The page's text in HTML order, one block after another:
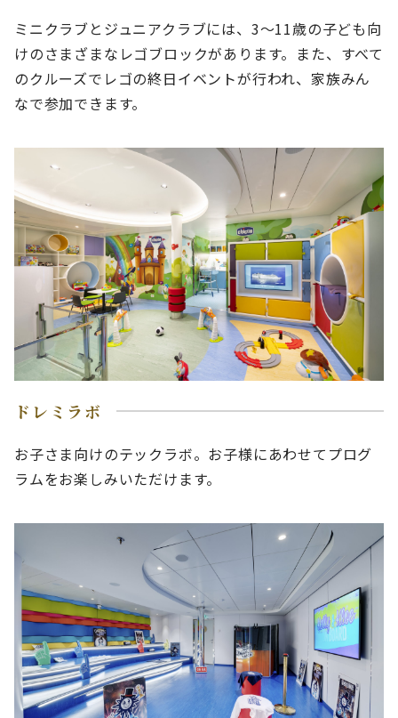
ミニクラブとジュニアクラブには、3〜11歳の子ども向
けのさまざまなレゴブロックがあります。また、すべて
のクルーズでレゴの終日イベントが行われ、家族みん
なで参加できます。
ドレミラボ
お子さま向けのテックラボ。お子様にあわせてプログ
ラムをお楽しみいただけます。